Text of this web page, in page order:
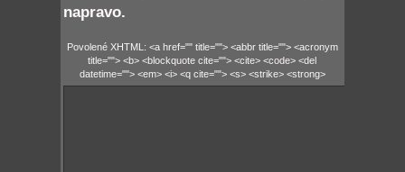
napravo.
Povolené XHTML: <a href="" title=""> <abbr title=""> <acronym
title=""> <b> <blockquote cite=""> <cite> <code> <del
datetime=""> <em> <i> <q cite=""> <s> <strike> <strong>